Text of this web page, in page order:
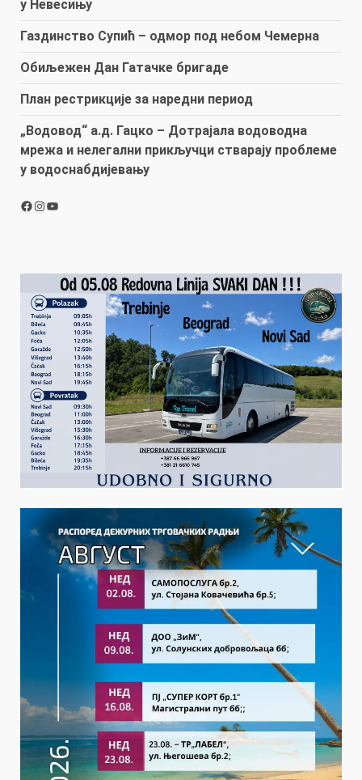
у Невесињу
Газдинство Супић – одмор под небом Чемерна
Обиљежен Дан Гатачке бригаде
План рестрикције за наредни период
„Водовод“ а.д. Гацко – Дотрајала водоводна
мрежа и нелегални прикључци стварају проблеме
у водоснабдијевању
Facebook
Instagram
YouTube